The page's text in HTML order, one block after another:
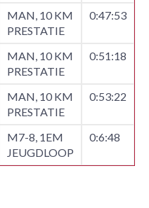
MAN, 10 KM
PRESTATIE
0:47:53
MAN, 10 KM
PRESTATIE
0:51:18
MAN, 10 KM
PRESTATIE
0:53:22
M7-8, 1EM
JEUGDLOOP
0:6:48